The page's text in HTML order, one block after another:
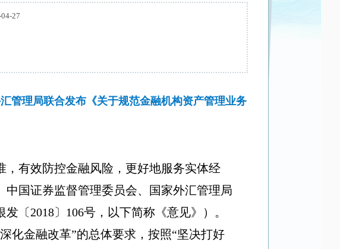
27
管理局联合发布《关于规范金融机构资产管理业务
有效防控金融风险，更好地服务实体经
国证券监督管理委员会、国家外汇管理局
发〔2018〕 106号，以下简称《意见》）。
化金融改革”的总体要求，按照“坚决打好